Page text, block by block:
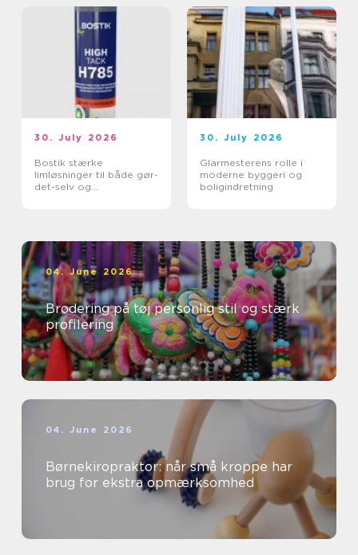
30. July 2026
Bostik stærke
limløsninger til både gør-
det-selv og
30. July 2026
Glarmesterens rolle i
moderne byggeri og
boligindretning
04. June 2026
Brodering på tøj personlig stil og stærk
profilering
04. June 2026
Børnekiropraktor: når små kroppe har
brug for ekstra opmærksomhed